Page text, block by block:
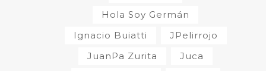
Hola Soy Germán
Ignacio Buiatti
JPelirrojo
JuanPa Zurita
Juca